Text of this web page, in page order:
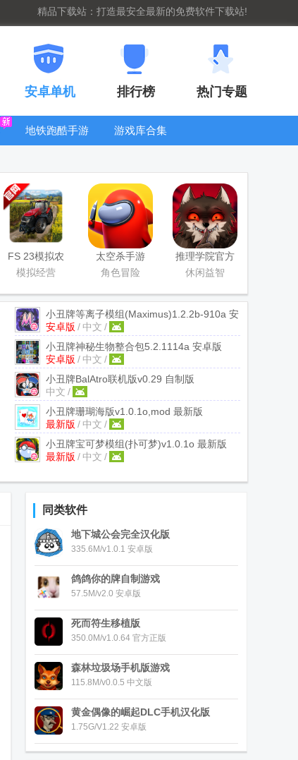
精品下载站：打造最安全最新的免费软件下载站!
安卓单机 排行榜 热门专题
地铁跑酷手游
游戏库合集
看器
FS 23模拟农
场23正版中文
模拟经营
太空杀手游
角色冒险
推理学院官方
版
休闲益智
小丑牌等离子模组(Maximus)1.2.2b-910a 安
卓版
安卓版 / 中文 /
小丑牌神秘生物整合包5.2.1114a 安卓版
安卓版 / 中文 /
小丑牌BalAtro联机版v0.29 自制版
中文 /
小丑牌珊瑚海版v1.0.1o,mod 最新版
最新版 / 中文 /
小丑牌宝可梦模组(扑可梦)v1.0.1o 最新版
最新版 / 中文 /
同类软件
地下城公会完全汉化版
335.6M/v1.0.1 安卓版
鸽鸽你的牌自制游戏
57.5M/v2.0 安卓版
死而符生移植版
350.0M/v1.0.64 官方正版
森林垃圾场手机版游戏
115.8M/v0.0.5 中文版
黄金偶像的崛起DLC手机汉化版
1.75G/V1.22 安卓版